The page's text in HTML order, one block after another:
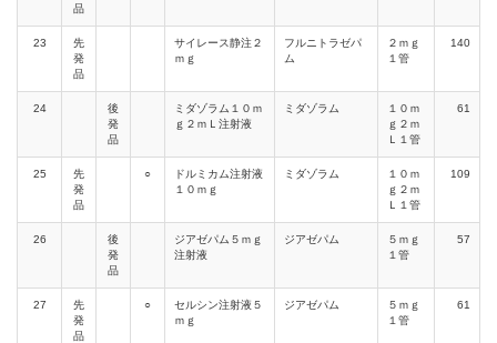
品
23
先
発
品
サイレース静注２
ｍｇ
フルニトラゼパ
ム
２ｍｇ
１管
140
24
後
発
品
ミダゾラム１０ｍ
ｇ２ｍＬ注射液
ミダゾラム
１０ｍ
ｇ２ｍ
Ｌ１管
61
25
先
発
品
○
ドルミカム注射液
１０ｍｇ
ミダゾラム
１０ｍ
ｇ２ｍ
Ｌ１管
109
26
後
発
品
ジアゼパム５ｍｇ
注射液
ジアゼパム
５ｍｇ
１管
57
27
先
発
品
○
セルシン注射液５
ｍｇ
ジアゼパム
５ｍｇ
１管
61